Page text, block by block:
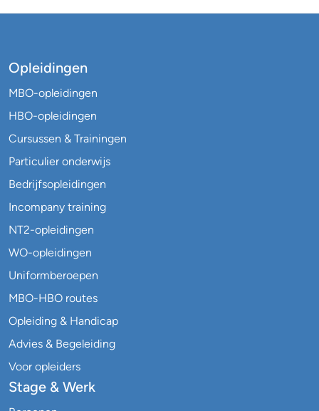
Opleidingen
MBO-opleidingen
HBO-opleidingen
Cursussen & Trainingen
Particulier onderwijs
Bedrijfsopleidingen
Incompany training
NT2-opleidingen
WO-opleidingen
Uniformberoepen
MBO-HBO routes
Opleiding & Handicap
Advies & Begeleiding
Voor opleiders
Stage & Werk